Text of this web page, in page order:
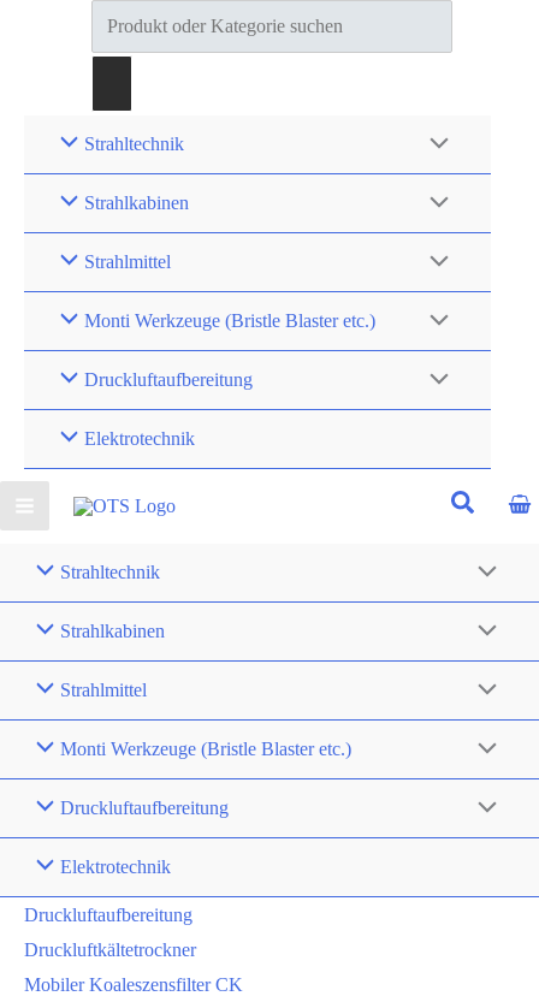
Products
Strahltechnik
Strahlkabinen
Strahlmittel
Monti Werkzeuge (Bristle Blaster etc.)
Druckluftaufbereitung
Elektrotechnik
Strahltechnik
Strahlkabinen
Strahlmittel
Monti Werkzeuge (Bristle Blaster etc.)
Druckluftaufbereitung
Elektrotechnik
Druckluftaufbereitung
Druckluftkältetrockner
Mobiler Koaleszensfilter CK